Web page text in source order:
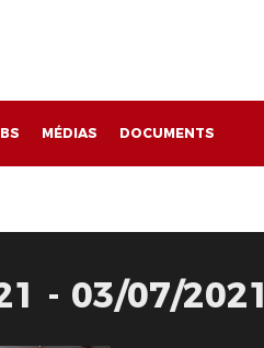
MÉDIAS DOCUMENTS
- 03/07/2021